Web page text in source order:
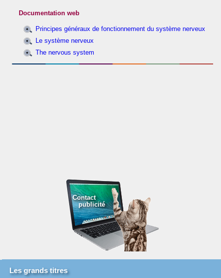
Documentation web
Principes généraux de fonctionnement du système nerveux
Le système nerveux
The nervous system
Contact
publicité
Les grands titres